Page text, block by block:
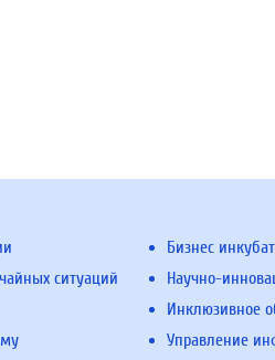
ситуаций
Бизнес
Научно-
Инклюзивное
Управление